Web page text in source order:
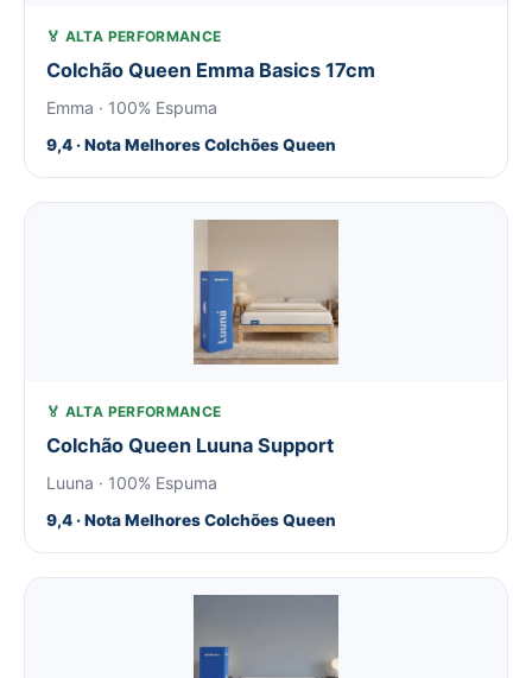
🏅 ALTA PERFORMANCE
Colchão Queen Emma Basics 17cm
Emma · 100% Espuma
9,4 · Nota Melhores Colchões Queen
🏅 ALTA PERFORMANCE
Colchão Queen Luuna Support
Luuna · 100% Espuma
9,4 · Nota Melhores Colchões Queen